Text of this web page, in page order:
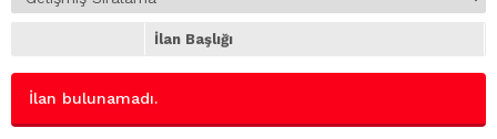
İlan Başlığı
İlan bulunamadı.